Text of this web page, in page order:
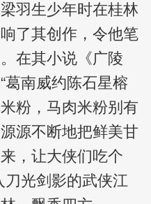
生少年时在桂林
了其创作，令他笔
在其小说《广陵
葛南威约陈石星榕
粉，马肉米粉别有
源不断地把鲜美甘
，让大侠们吃个
刀光剑影的武侠江